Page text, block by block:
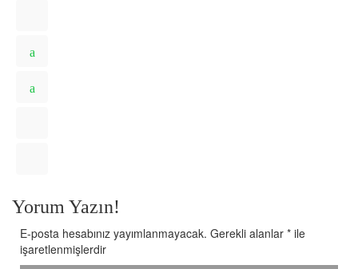
Yorum Yazın!
E-posta hesabınız yayımlanmayacak. Gerekli alanlar * ile
işaretlenmişlerdir